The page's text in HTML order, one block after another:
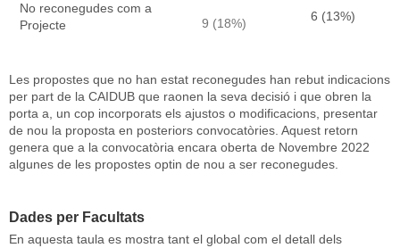
No reconegudes com a
Projecte
9 (18%) 6 (13%)
Les propostes que no han estat reconegudes han rebut indicacions
per part de la CAIDUB que raonen la seva decisió i que obren la
porta a, un cop incorporats els ajustos o modificacions, presentar
de nou la proposta en posteriors convocatòries. Aquest retorn
genera que a la convocatòria encara oberta de Novembre 2022
algunes de les propostes optin de nou a ser reconegudes.
Dades per Facultats
En aquesta taula es mostra tant el global com el detall dels